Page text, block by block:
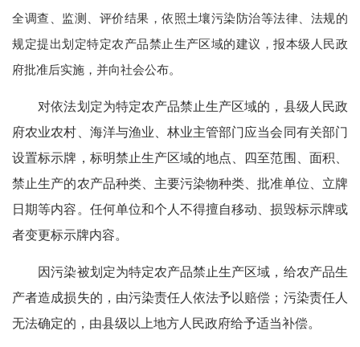
全调查、监测、评价结果，依照土壤污染防治等法律、法规的
规定提出划定特定农产品禁止生产区域的建议，报本级人民政
府批准后实施，并向社会公布。
对依法划定为特定农产品禁止生产区域的，县级人民政
府农业农村、海洋与渔业、林业主管部门应当会同有关部门
设置标示牌，标明禁止生产区域的地点、四至范围、面积、
禁止生产的农产品种类、主要污染物种类、批准单位、立牌
日期等内容。任何单位和个人不得擅自移动、损毁标示牌或
者变更标示牌内容。
因污染被划定为特定农产品禁止生产区域，给农产品生
产者造成损失的，由污染责任人依法予以赔偿；污染责任人
无法确定的，由县级以上地方人民政府给予适当补偿。